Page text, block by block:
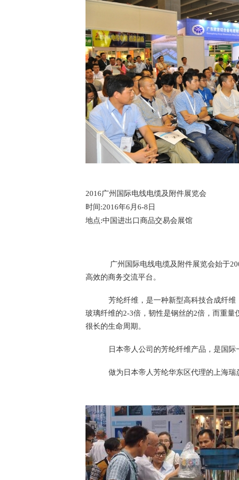
2016广州国际电线电缆及附件展览会
时间:2016年6 月6-8日
地点:中国进出口商品交易会展馆
广州国际电线电缆及附件展览会始于
高效的商务交流平台。
芳纶纤维，是一种新型高科技合成纤
玻璃纤维的2-3倍，韧性是钢丝的2倍，而重量
很长的生命周期。
日本帝人公司的芳纶纤维产品，是国
做为日本帝人芳纶华东区代理的上海